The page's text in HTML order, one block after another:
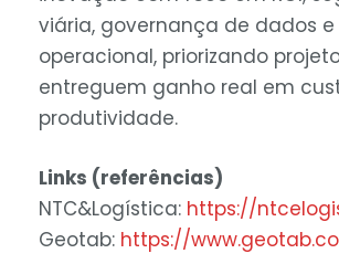
viária, governança de dados
operacional, priorizando
entreguem ganho real em
produtividade.
Links (referências)
NTC&Logística: https://
Geotab: https://